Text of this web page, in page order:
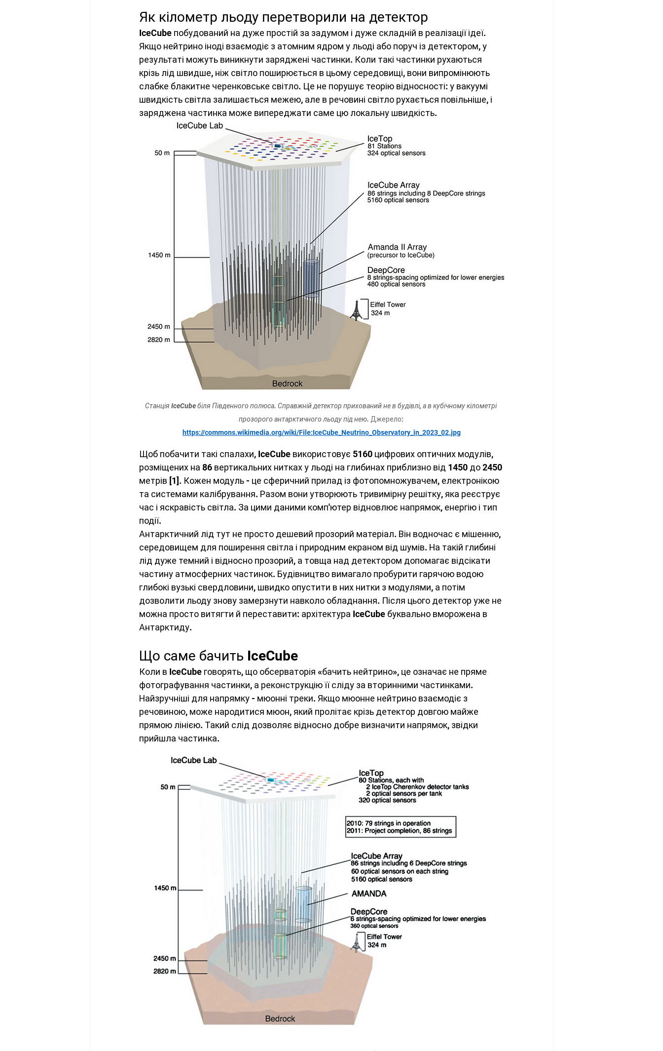
Як кілометр льоду перетворили на детектор
IceCube побудований на дуже простій за задумом і дуже складній в реалізації ідеї.
Якщо нейтрино іноді взаємодіє з атомним ядром у льоді або поруч із детектором, у
результаті можуть виникнути заряджені частинки. Коли такі частинки рухаються
крізь лід швидше, ніж світло поширюється в цьому середовищі, вони випромінюють
слабке блакитне черенковське світло. Це не порушує теорію відносності: у вакуумі
швидкість світла залишається межею, але в речовині світло рухається повільніше, і
заряджена частинка може випереджати саме цю локальну швидкість.
Станція IceCube біля Південного полюса. Справжній детектор прихований не в будівлі, а в кубічному кілометрі
прозорого антарктичного льоду під нею. Джерело:
https://commons.wikimedia.org/wiki/File:IceCube_Neutrino_Observatory_in_2023_02.jpg
Щоб побачити такі спалахи, IceCube використовує 5160 цифрових оптичних модулів,
розміщених на 86 вертикальних нитках у льоді на глибинах приблизно від 1450 до 2450
метрів [1]. Кожен модуль - це сферичний прилад із фотопомножувачем, електронікою
та системами калібрування. Разом вони утворюють тривимірну решітку, яка реєструє
час і яскравість світла. За цими даними комп'ютер відновлює напрямок, енергію і тип
події.
Антарктичний лід тут не просто дешевий прозорий матеріал. Він водночас є мішенню,
середовищем для поширення світла і природним екраном від шумів. На такій глибині
лід дуже темний і відносно прозорий, а товща над детектором допомагає відсікати
частину атмосферних частинок. Будівництво вимагало пробурити гарячою водою
глибокі вузькі свердловини, швидко опустити в них нитки з модулями, а потім
дозволити льоду знову замерзнути навколо обладнання. Після цього детектор уже не
можна просто витягти й переставити: архітектура IceCube буквально вморожена в
Антарктиду.
Що саме бачить IceCube
Коли в IceCube говорять, що обсерваторія «бачить нейтрино», це означає не пряме
фотографування частинки, а реконструкцію її сліду за вторинними частинками.
Найзручніші для напрямку - мюонні треки. Якщо мюонне нейтрино взаємодіє з
речовиною, може народитися мюон, який пролітає крізь детектор довгою майже
прямою лінією. Такий слід дозволяє відносно добре визначити напрямок, звідки
прийшла частинка.